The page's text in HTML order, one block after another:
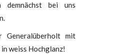
demnächst bei uns
Generalüberholt mit
weiss Hochglanz!